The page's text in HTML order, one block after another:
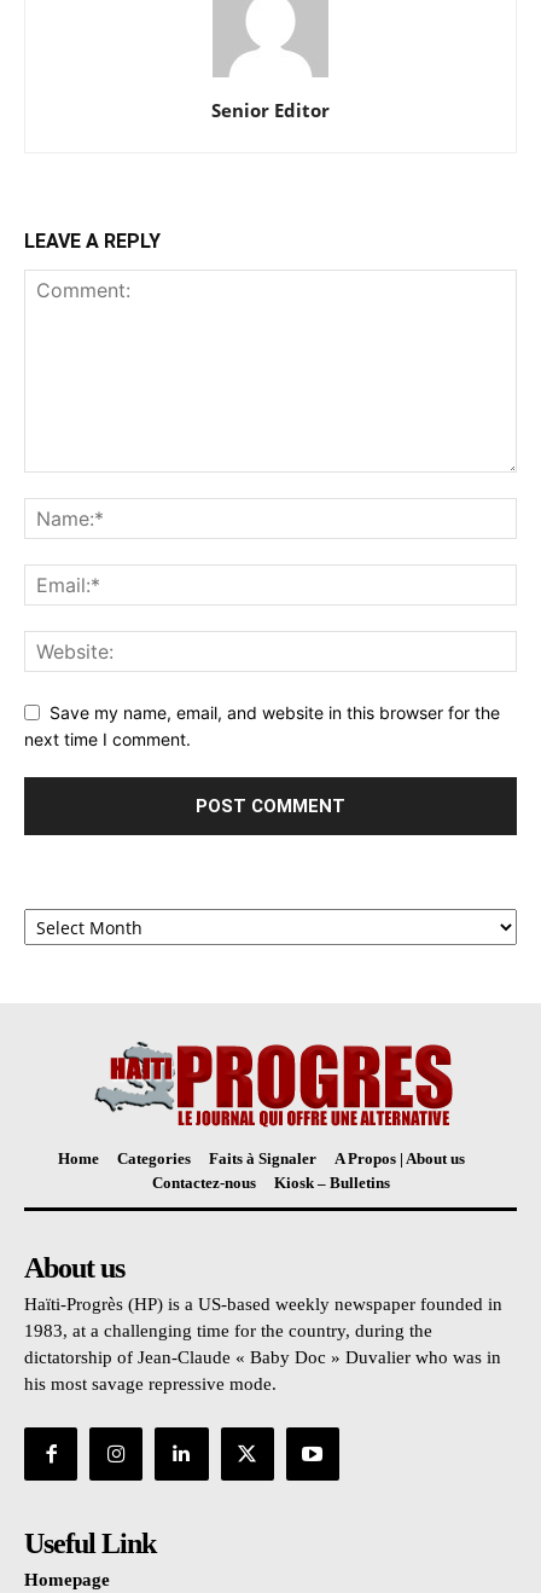
Senior Editor
LEAVE A REPLY
Save my name, email, and website in this browser for the
next time I comment.
Archives
Home Categories Faits à Signaler
A Propos | About us
Contactez-nous
Kiosk – Bulletins
About us
Haïti-Progrès (HP) is a US-based weekly newspaper founded in
1983, at a challenging time for the country, during the
dictatorship of Jean-Claude « Baby Doc » Duvalier who was in
his most savage repressive mode.
Useful Link
Homepage